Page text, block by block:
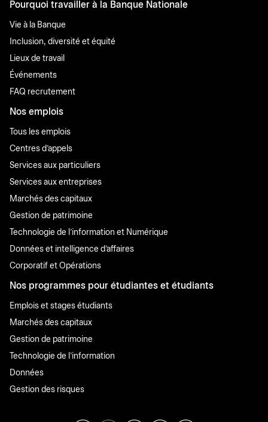
Pourquoi travailler à la Banque Nationale
Vie à la Banque
Inclusion, diversité et équité
Lieux de travail
Événements
FAQ recrutement
Nos emplois
Tous les emplois
Centres d'appels
Services aux particuliers
Services aux entreprises
Marchés des capitaux
Gestion de patrimoine
Technologie de l'information et Numérique
Données et intelligence d'affaires
Corporatif et Opérations
Nos programmes pour étudiantes et étudiants
Emplois et stages étudiants
Marchés des capitaux
Gestion de patrimoine
Technologie de l'information
Données
Gestion des risques